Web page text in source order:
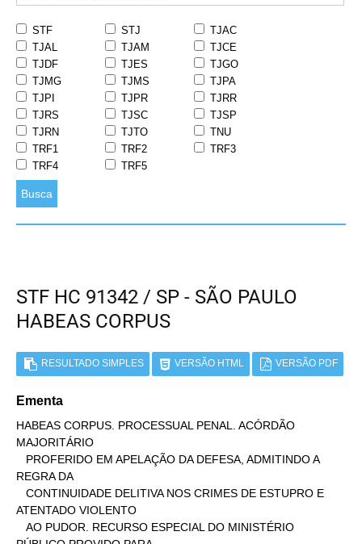
STF STJ
TJAC
TJAL
TJAM
TJCE
TJDF
TJES
TJGO
TJMG
TJMS
TJPA
TJPI
TJPR
TJRR
TJRS
TJSC
TJSP
TJRN
TJTO
TNU
TRF1
TRF2
TRF3
TRF4
TRF5
Busca
STF HC 91342 / SP - SÃO PAULO
HABEAS CORPUS
RESULTADO SIMPLES VERSÃO HTML VERSÃO PDF
Ementa
HABEAS CORPUS. PROCESSUAL PENAL. ACÓRDÃO
MAJORITÁRIO
REGRA DA
ATENTADO VIOLENTO